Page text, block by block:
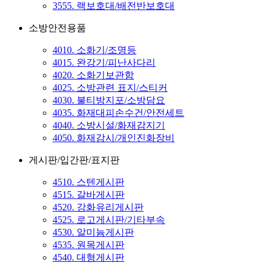
3555. 랙보호대/배전반보호대
소방안전용품
4010. 소화기/조명등
4015. 완강기/피난사다리
4020. 소화기보관함
4025. 소방관련 표지/스티커
4030. 불티방지포/소방담요
4035. 화재대피손수건/안전세트
4040. 소방시설/화재감지기
4050. 화재감시/개인진화장비
게시판/입간판/표지판
4510. 스텐게시판
4515. 갈바게시판
4520. 강화유리게시판
4525. 로고게시판/기타부속
4530. 알미늄게시판
4535. 원목게시판
4540. 대형게시판